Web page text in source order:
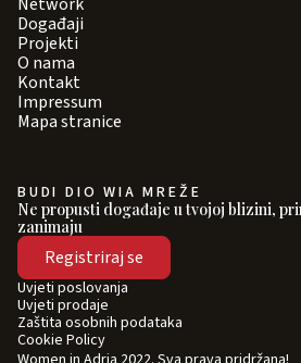
Događaji
Projekti
O nama
Kontakt
Impressum
Mapa stranice
BUDI DIO WIA MREŽE
Ne propusti događaje u tvojoj blizini,
zanimaju
Registriraj se
Uvjeti poslovanja
Uvjeti prodaje
Zaštita osobnih podataka
Cookie Policy